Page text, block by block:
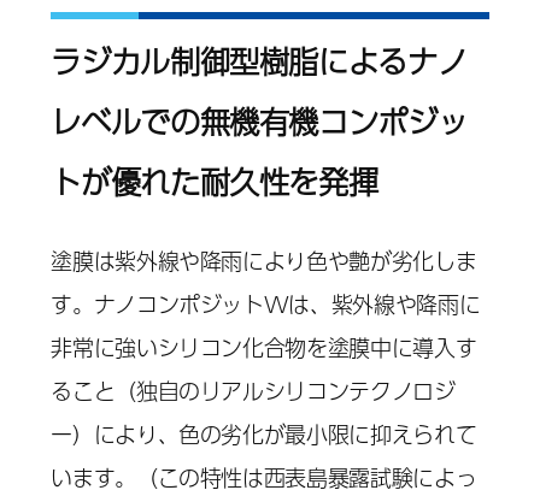
ラジカル制御型樹脂によるナノ
レベルでの無機有機コンポジッ
トが優れた耐久性を発揮
塗膜は紫外線や降雨により色や艶が劣化しま
す。ナノコンポジットWは、紫外線や降雨に
非常に強いシリコン化合物を塗膜中に導入す
ること（独自のリアルシリコンテクノロジ
ー）により、色の劣化が最小限に抑えられて
います。（この特性は西表島暴露試験によっ